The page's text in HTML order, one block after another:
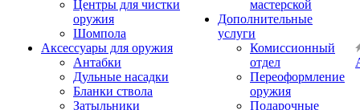
Центры для чистки
оружия
Шомпола
Аксессуары для оружия
Антабки
Дульные насадки
Бланки ствола
Затыльники
мастерской
Дополнительные
услуги
Комиссионный
отдел
Переоформление
оружия
Подарочные